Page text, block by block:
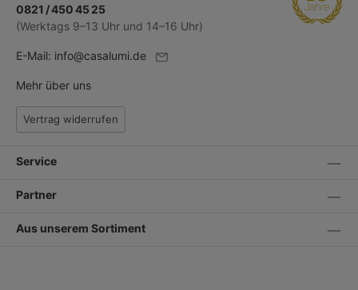
0821 / 450 45 25
(Werktags 9–13 Uhr und 14–16 Uhr)
E-Mail: info@casalumi.de
Mehr über uns
Vertrag widerrufen
Service
Partner
Aus unserem Sortiment